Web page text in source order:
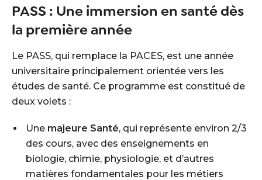
PASS : Une immersion en santé dès
la première année
Le PASS, qui remplace la PACES, est une année
universitaire principalement orientée vers les
études de santé. Ce programme est constitué de
deux volets :
Une majeure Santé, qui représente environ 2/3
des cours, avec des enseignements en
biologie, chimie, physiologie, et d’autres
matières fondamentales pour les métiers